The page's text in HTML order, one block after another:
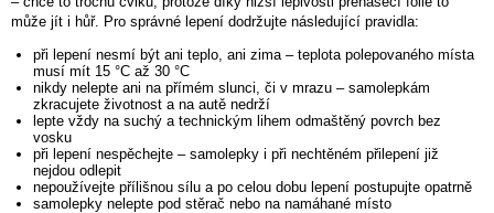
může jít i hůř. Pro správné lepení dodržujte následující pravidla:
při lepení nesmí být ani teplo, ani zima – teplota polepovaného místa
musí mít 15 °C až 30 °C
nikdy nelepte ani na přímém slunci, či v mrazu – samolepkám
zkracujete životnost a na autě nedrží
lepte vždy na suchý a technickým lihem odmaštěný povrch bez
vosku
při lepení nespěchejte – samolepky i při nechtěném přilepení již
nejdou odlepit
nepoužívejte přílišnou sílu a po celou dobu lepení postupujte opatrně
samolepky nelepte pod stěrač nebo na namáhané místo